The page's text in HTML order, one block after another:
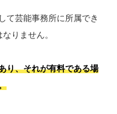
て芸能事務所に所属でき
りません。
り、それが有料である場